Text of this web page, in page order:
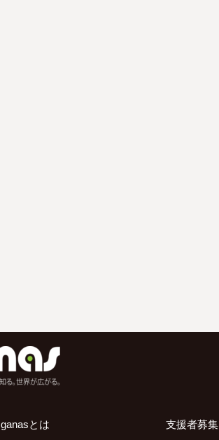
ganasとは 支援者募集